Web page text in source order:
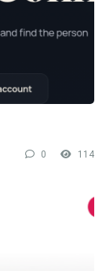
0 114